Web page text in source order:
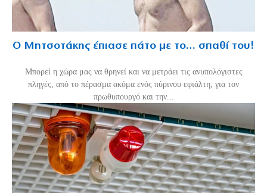
Ο Μητσοτάκης έπιασε πάτο με το… σπαθί του!
Mπορεί η χώρα μας να θρηνεί και να μετράει τις ανυπολόγιστες
πληγές, από το πέρασμα ακόμα ενός πύρινου εφιάλτη, για τον
πρωθυπουργό και την...